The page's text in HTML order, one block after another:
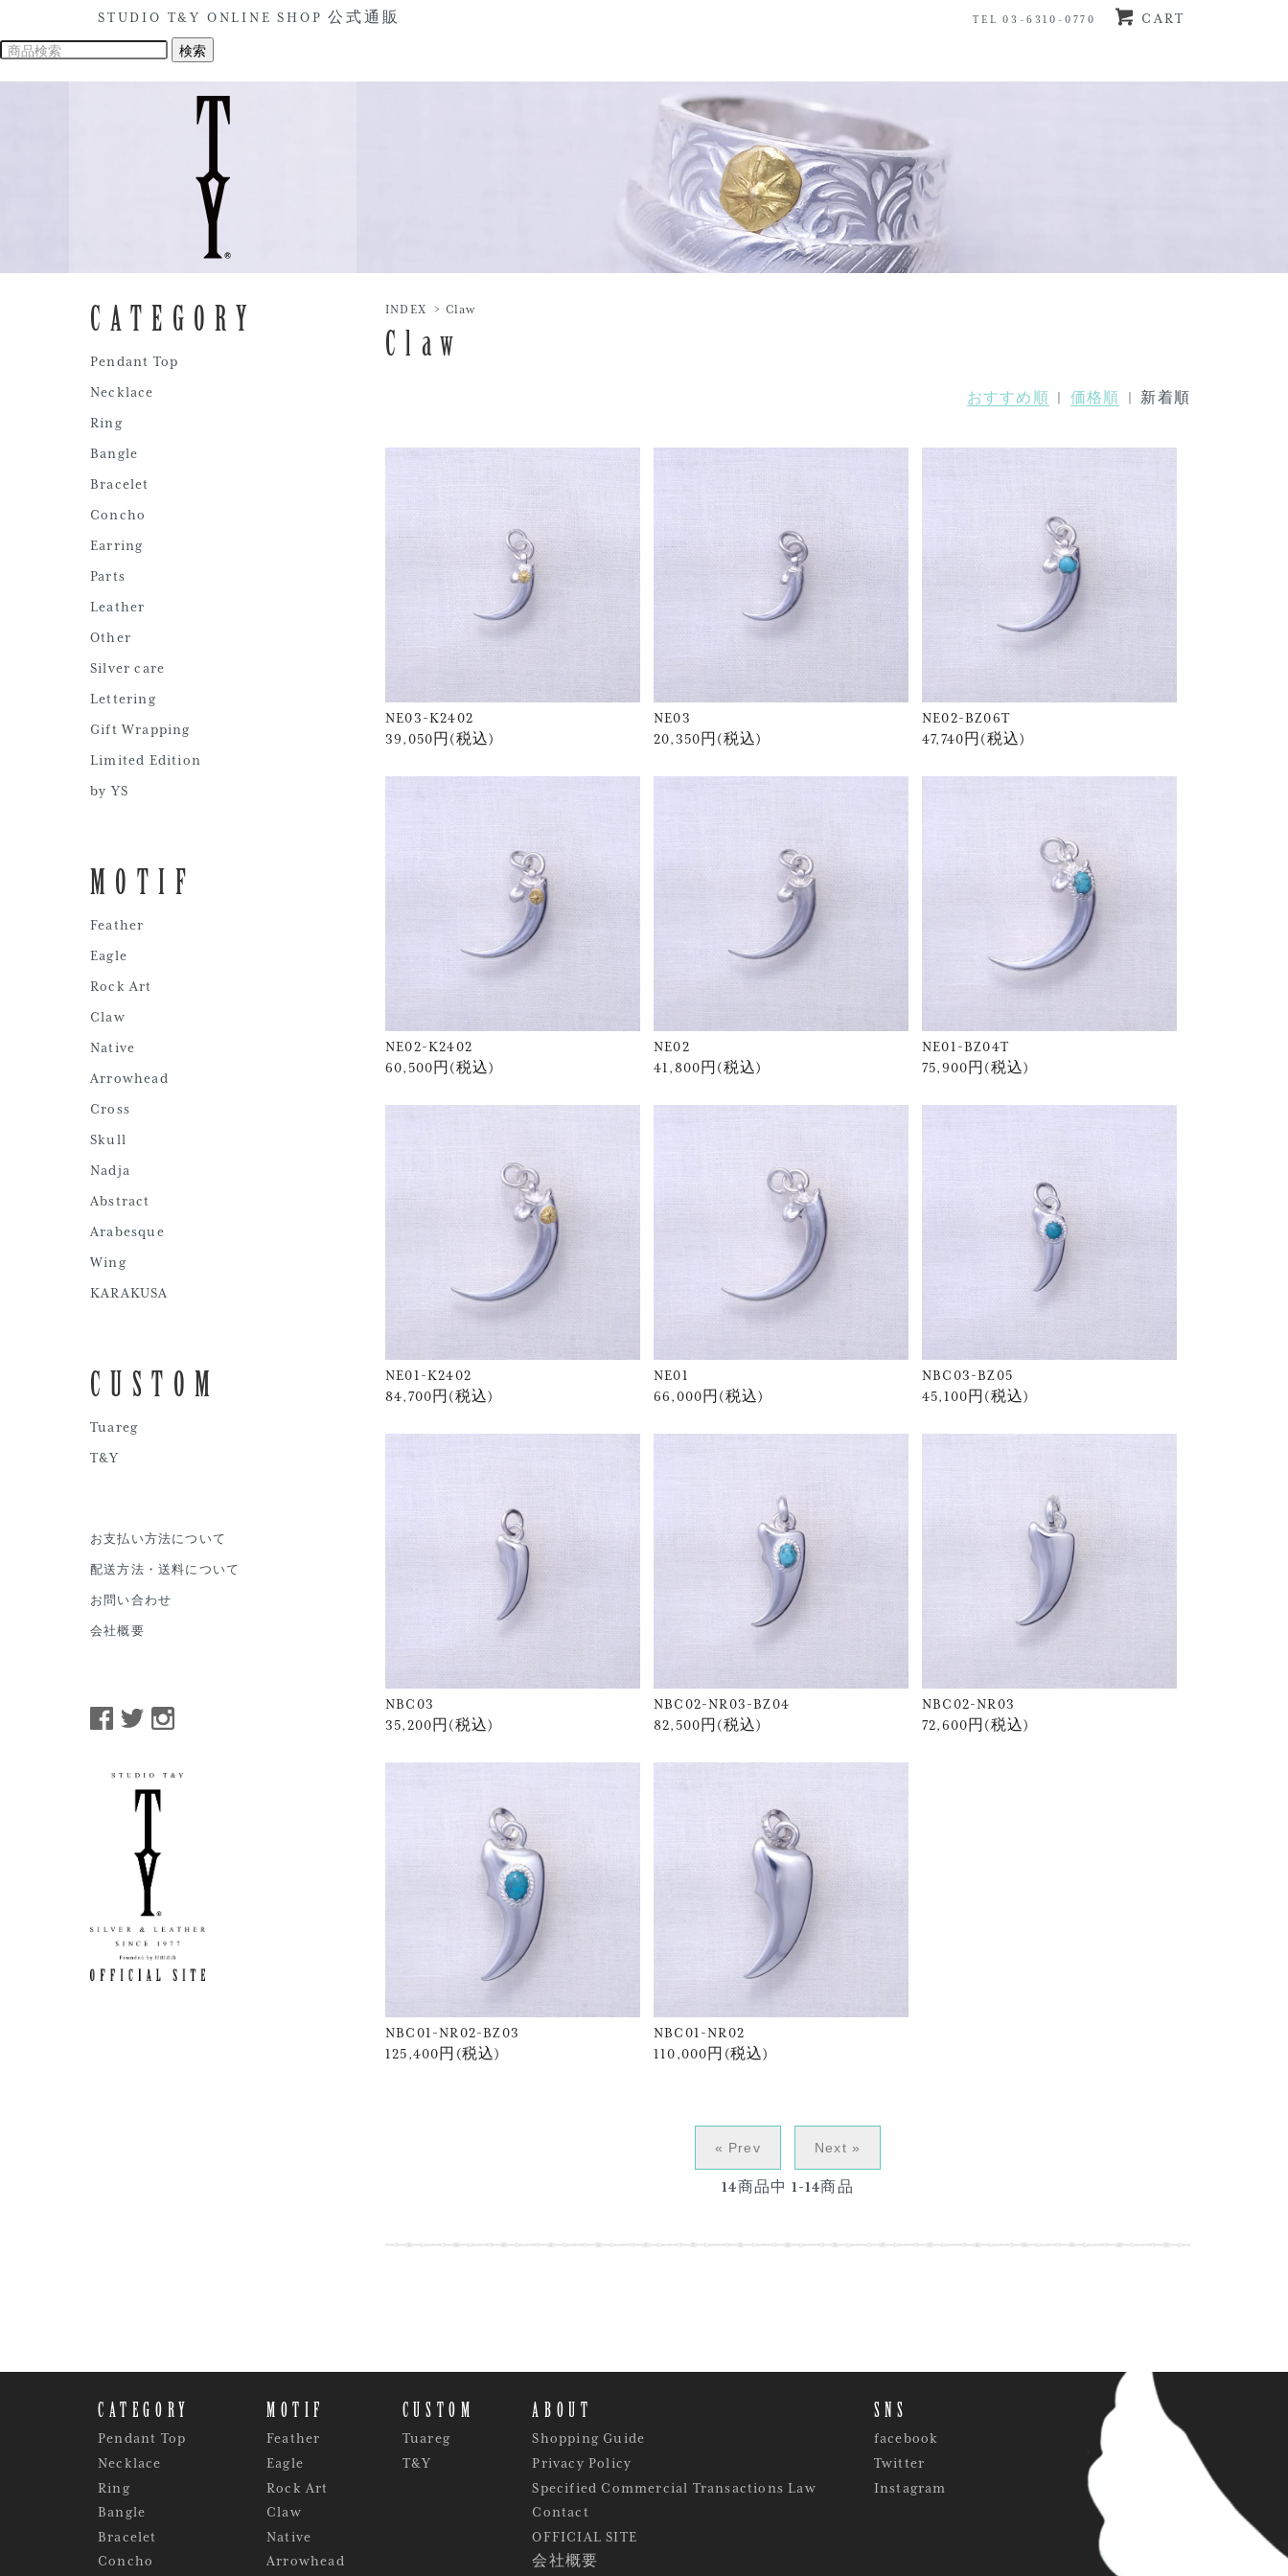
TEL 03-6310-0770 CART
STUDIO T&Y ONLINE SHOP 公式通販
INDEX > Claw
Claw
おすすめ順 価格順 | 新着順
NE03-K2402
39,050円(税込)
NE03
20,350円(税込)
NE02-BZ06T
47,740円(税込)
NE02-K2402
60,500円(税込)
NE02
41,800円(税込)
NE01-BZ04T
75,900円(税込)
NE01-K2402
84,700円(税込)
NE01
66,000円(税込)
NBC03-BZ05
45,100円(税込)
NBC03
35,200円(税込)
NBC02-NR03-BZ04
82,500円(税込)
NBC02-NR03
72,600円(税込)
NBC01-NR02-BZ03
125,400円(税込)
NBC01-NR02
110,000円(税込)
« Prev Next »
14商品中 1-14商品
CATEGORY
Pendant Top
Necklace
Ring
Bangle
Bracelet
Concho
Earring
Parts
Leather
Other
Silver care
Lettering
Gift Wrapping
Limited Edition
by YS
MOTIF
Feather
Eagle
Rock Art
Claw
Native
Arrowhead
Cross
Skull
Nadja
Abstract
Arabesque
Wing
KARAKUSA
CUSTOM
Tuareg
T&Y
お支払い方法について
配送方法・送料について
お問い合わせ
会社概要
CATEGORY
Pendant Top
Necklace
Ring
Bangle
Bracelet
Concho
MOTIF
Feather
Eagle
Rock Art
Claw
Native
Arrowhead
CUSTOM
Tuareg
T&Y
ABOUT
Shopping Guide
Privacy Policy
Specified Commercial Transactions Law
Contact
OFFICIAL SITE
会社概要
SNS
facebook
Twitter
Instagram